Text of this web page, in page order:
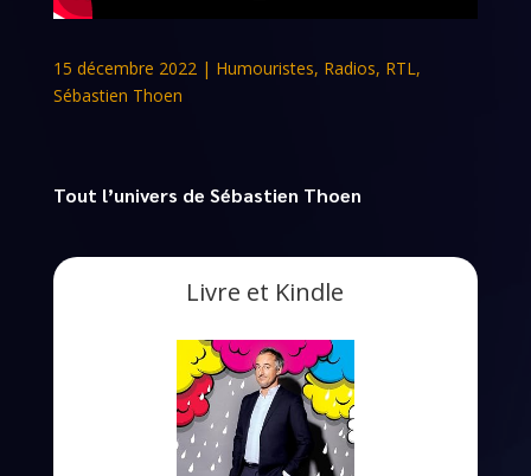
15 décembre 2022 | Humouristes, Radios, RTL ,
Sébastien Thoen
Tout l’univers de Sébastien Thoen
Livre et Kindle